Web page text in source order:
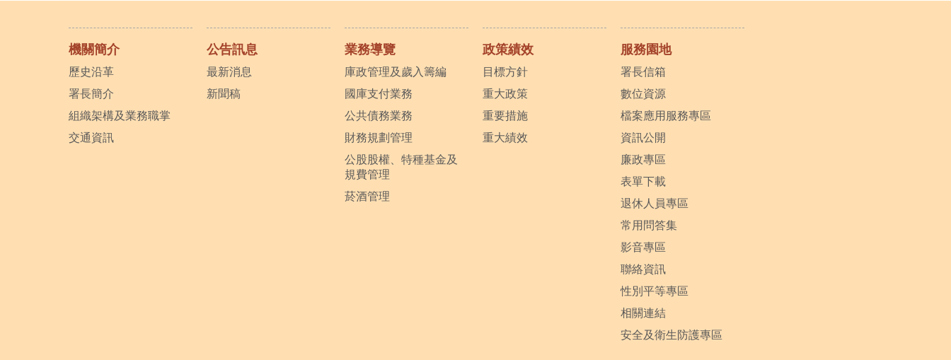
機關簡介
歷史沿革
署長簡介
組織架構及業務職掌
交通資訊
公告訊息
最新消息
新聞稿
業務導覽
庫政管理及歲入籌編
國庫支付業務
公共債務業務
財務規劃管理
公股股權、特種基金及
規費管理
菸酒管理
政策績效
目標方針
重大政策
重要措施
重大績效
服務園地
署長信箱
數位資源
檔案應用服務專區
資訊公開
廉政專區
表單下載
退休人員專區
常用問答集
影音專區
聯絡資訊
性別平等專區
相關連結
安全及衛生防護專區